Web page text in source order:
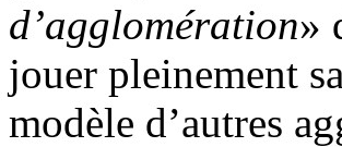
d’agglomération»
jouer pleinement
modèle d’autres